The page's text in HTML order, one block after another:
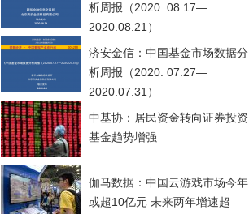
析周报（2020. 08.17—
2020.08.21）
济安金信：中国基金市场数据分
析周报（2020. 07.27—
2020.07.31）
中基协：居民资金转向证券投资
基金趋势增强
伽马数据：中国云游戏市场今年
或超10亿元 未来两年增速超